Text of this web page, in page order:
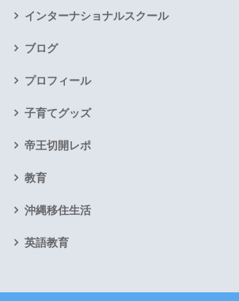
インターナショナルスクール
ブログ
プロフィール
子育てグッズ
帝王切開レポ
教育
沖縄移住生活
英語教育